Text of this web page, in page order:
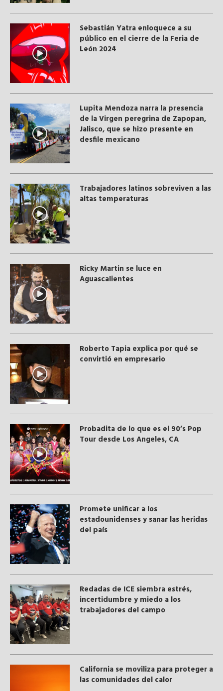
Sebastián Yatra enloquece a su
público en el cierre de la Feria de
León 2024
Lupita Mendoza narra la presencia
de la Virgen peregrina de Zapopan,
Jalisco, que se hizo presente en
desfile mexicano
Trabajadores latinos sobreviven a las
altas temperaturas
Ricky Martin se luce en
Aguascalientes
Roberto Tapia explica por qué se
convirtió en empresario
Probadita de lo que es el 90’s Pop
Tour desde Los Angeles, CA
Promete unificar a los
estadounidenses y sanar las heridas
del país
​Redadas de ICE siembra estrés,
incertidumbre y miedo a los
trabajadores del campo
California se moviliza para proteger a
las comunidades del calor